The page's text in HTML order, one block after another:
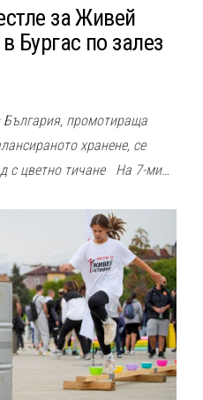
за Живей
Бургас по залез
промотираща
хранене, се
с цветно тичане На 7-ми…